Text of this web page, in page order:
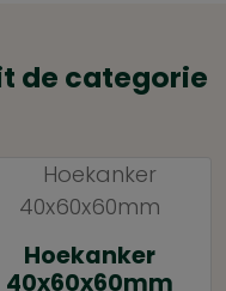
de categorie
Hoekanker
40x60x60mm